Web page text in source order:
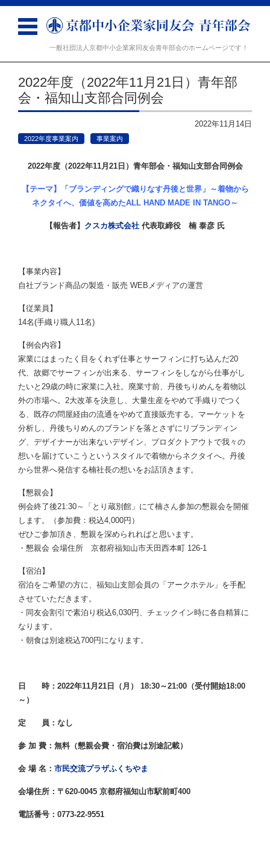
一般社団法人京都中小企業家同友会青年部会のホームページです！
コンテンツに移動
2022年度（2022年11月21日）青年部
会・福知山支部合同例会
2022年11月14日
2022年度事業案内 事業案内
2022年度（2022年11月21日）青年部会・福知山支部合同例会
【テーマ】
「ブランディングで織りなす丹後と世界」～着物から
ネクタイへ、価値を高めたALL HAND MADE IN TANGO～
【報告者】 クスカ株式会社 代表取締役 楠 泰彦 氏
【事業内容】
自社ブランド商品の製造・販売 WEBメディアの運営
【従業員】
14名(手織り職人11名)
【例会内容】
家業にはまったく目をくれず仕事とサーフィンに打ち込んだ20
代、故郷でサーフィンが出来る、サーフィンをしながら仕事がし
たいと29歳の時に家業に入社。廃業寸前、丹後ちりめんを着物以
外の市場へ。2大改革を決意し、大量生産をやめて手織りでつく
る、既存の問屋経由の流通をやめて直接販売する。マーケットを
分析し、丹後ちりめんのブランドを落とさずにリブランディン
グ、デザイナーが出来ないデザイン、プロダクトアウトで我々の
想いを届けていこうというスタイルで着物からネクタイへ。丹後
から世界へ発信する楠社長の想いをお話頂きます。
【懇親会】
例会終了後21:30～「とり蔵別館」にて楠さん参加の懇親会を開催
します。（参加費：税込4,000円）
ぜひご参加頂き、懇親を深められればと思います。
・懇親会 会場住所 京都府福知山市天田西本町 126-1
【宿泊】
宿泊をご希望の方に、福知山支部会員の「アークホテル」を手配
させていただきます。
・同友会割引で素泊り税込6,030円、チェックイン時に各自精算に
なります。
・朝食は別途税込700円になります。
日 時：2022年11月21日（月） 18:30～21:00（受付開始18:00
～）
定 員：なし
参 加 費：無料（懇親会費・宿泊費は別途記載）
会 場 名： 市民交流プラザふくちやま
会場住所： 〒620-0045 京都府福知山市駅前町400
電話番号： 0773-22-9551